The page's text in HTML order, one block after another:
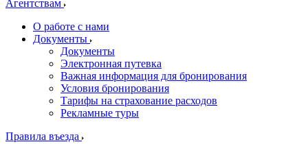
Агентствам
О работе с нами
Документы
Документы
Электронная путевка
Важная информация для бронирования
Условия бронирования
Тарифы на страхование расходов
Рекламные туры
Правила въезда